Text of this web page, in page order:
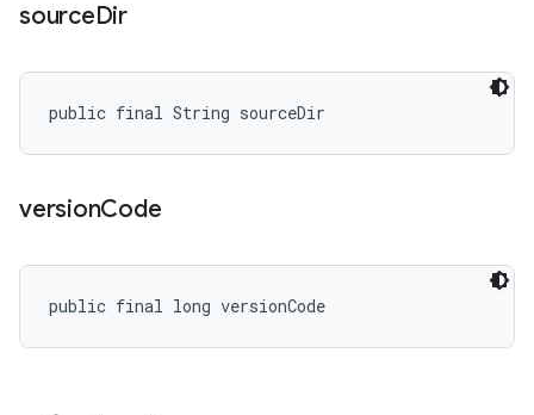
sourceDir
public final String sourceDir
versionCode
public final long versionCode